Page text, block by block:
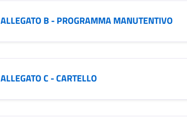
ALLEGATO B - PROGRAMMA MANUTENTIVO
ALLEGATO C - CARTELLO